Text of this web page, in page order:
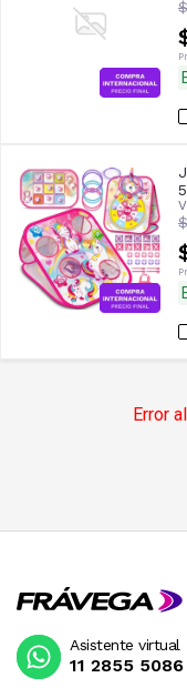
Error
Asistente virtual
11 2855 5086